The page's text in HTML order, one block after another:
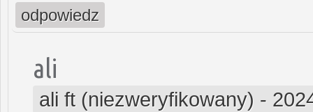
odpowiedz
ali
ali ft (niezweryfikowany) -